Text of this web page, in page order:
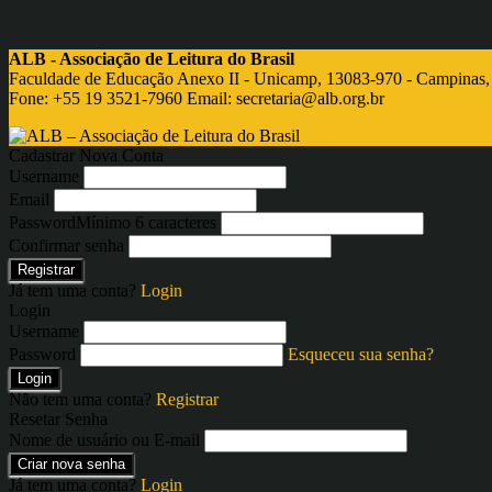
ALB - Associação de Leitura do Brasil
Faculdade de Educação Anexo II - Unicamp, 13083-970 - Campinas,
Fone: +55 19 3521-7960 Email: secretaria@alb.org.br
Cadastrar Nova Conta
Username
Email
PasswordMínimo 6 caracteres
Confirmar senha
Registrar
Já tem uma conta? Login
Login
Username
Password
Esqueceu sua senha?
Login
Não tem uma conta? Registrar
Resetar Senha
Nome de usuário ou E-mail
Criar nova senha
Já tem uma conta? Login